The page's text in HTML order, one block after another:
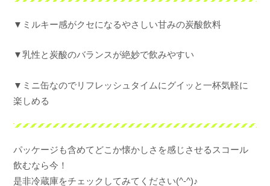
▼ミルキー感がクセになるやさしい甘みの炭酸飲料
▼乳性と炭酸のバランスが絶妙で飲みやすい
▼ミニ缶なのでリフレッシュタイムにグイッと一杯気軽に
楽しめる
パッケージも含めてどこか懐かしさを感じさせるスコール
飲むなら今！
是非冷蔵庫をチェックしてみてください(^-^)♪